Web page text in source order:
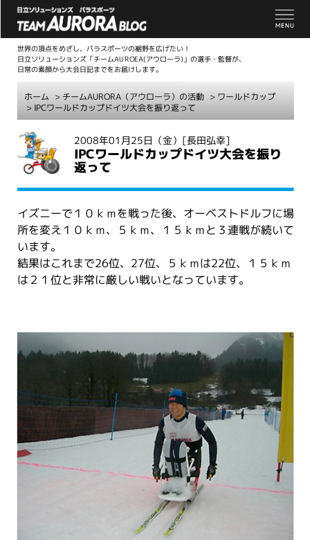
世界の頂点をめざし、パラスポーツの裾野を広げたい！
日立ソリューションズ「チームAUROEA(アウローラ)」の選手・監督が、
日常の素顔から大会日記までをお届けします。
ホーム > チームAURORA（アウローラ）の活動 > ワールドカップ
> IPCワールドカップドイツ大会を振り返って
2008年01月25日（金） [長田弘幸]
IPCワールドカップドイツ大会を振り
返って
イズニーで１０ｋｍを戦った後、オーベストドルフに場
所を変え１０ｋｍ、５ｋｍ、１５ｋｍと３連戦が続いて
います。
結果はこれまで26位、27位、５ｋｍは22位、１５ｋｍ
は２１位と非常に厳しい戦いとなっています。